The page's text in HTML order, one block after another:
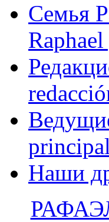
Семья
Наши